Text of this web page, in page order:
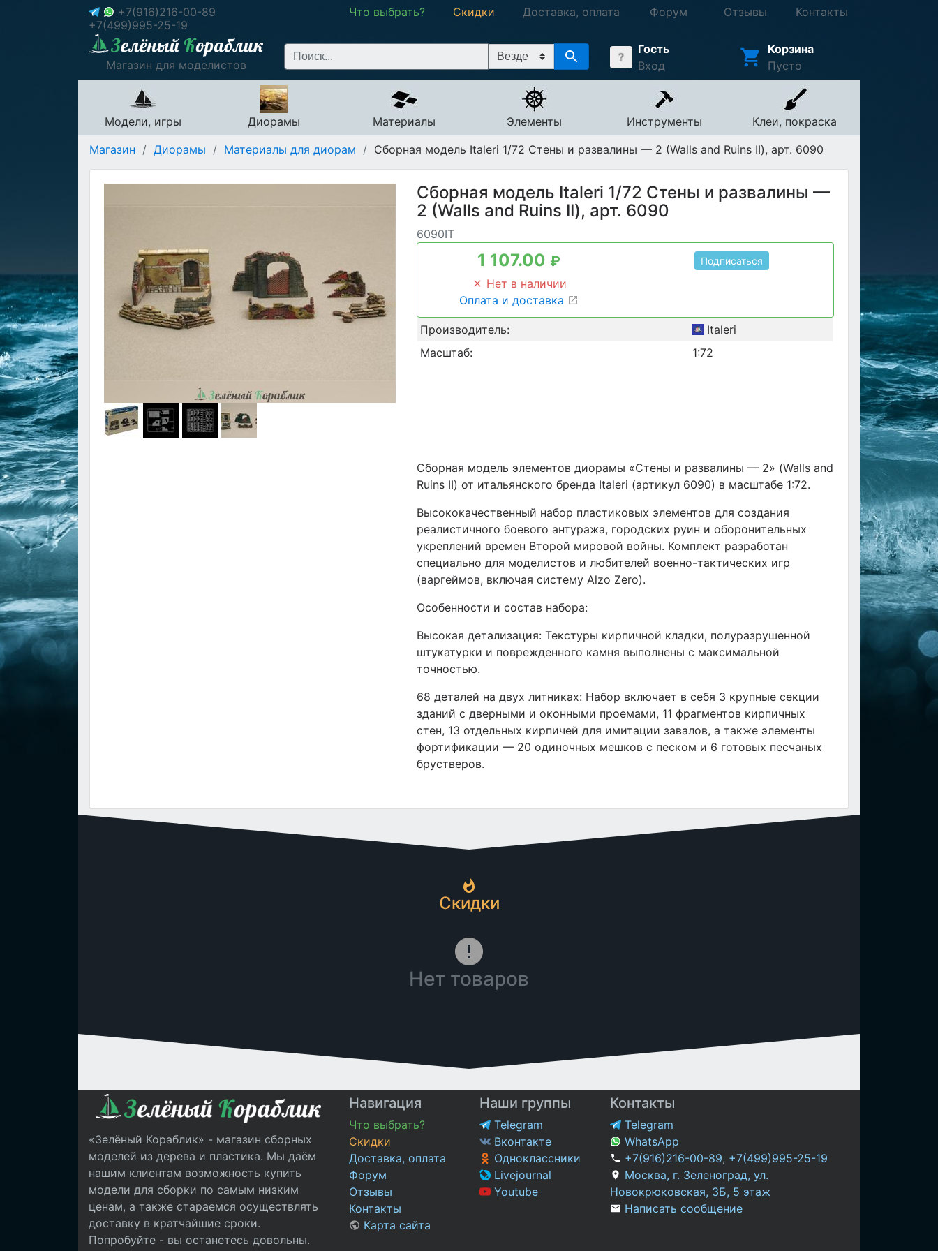
+7(916)216-00-89
+7(499)995-25-19
Что выбрать? Скидки Доставка, оплата Форум Отзывы Контакты
Магазин для моделистов
Гость
Вход
Корзина
Пусто
Модели, игры Диорамы Материалы Элементы Инструменты
Клеи, покраска
Магазин / Диорамы / Материалы для диорам / Сборная модель Italeri 1/72 Стены и развалины — 2 (Walls and Ruins II), арт. 6090
Сборная модель Italeri 1/72 Стены и развалины —
2 (Walls and Ruins II), арт. 6090
6090IT
1 107.00 ₽
Нет в наличии
Оплата и доставка
Подписаться
Производитель:
Italeri
Масштаб:
1:72
Сборная модель элементов диорамы «Стены и развалины — 2» (Walls and
Ruins II) от итальянского бренда Italeri (артикул 6090) в масштабе 1:72.
Высококачественный набор пластиковых элементов для создания
реалистичного боевого антуража, городских руин и оборонительных
укреплений времен Второй мировой войны. Комплект разработан
специально для моделистов и любителей военно-тактических игр
(варгеймов, включая систему Alzo Zero).
Особенности и состав набора:
Высокая детализация: Текстуры кирпичной кладки, полуразрушенной
штукатурки и поврежденного камня выполнены с максимальной
точностью.
68 деталей на двух литниках: Набор включает в себя 3 крупные секции
зданий с дверными и оконными проемами, 11 фрагментов кирпичных
стен, 13 отдельных кирпичей для имитации завалов, а также элементы
фортификации — 20 одиночных мешков с песком и 6 готовых песчаных
брустверов.
Скидки
Нет товаров
«Зелёный Кораблик» - магазин сборных
моделей из дерева и пластика. Мы даём
нашим клиентам возможность купить
модели для сборки по самым низким
ценам, а также стараемся осуществлять
доставку в кратчайшие сроки.
Попробуйте - вы останетесь довольны.
Навигация
Что выбрать?
Скидки
Доставка, оплата
Форум
Отзывы
Контакты
Карта сайта
Наши группы
Telegram
Вконтакте
Одноклассники
Livejournal
Youtube
Контакты
Telegram
WhatsApp
+7(916)216-00-89, +7(499)995-25-19
Москва, г. Зеленоград, ул.
Новокрюковская, 3Б, 5 этаж
Написать сообщение